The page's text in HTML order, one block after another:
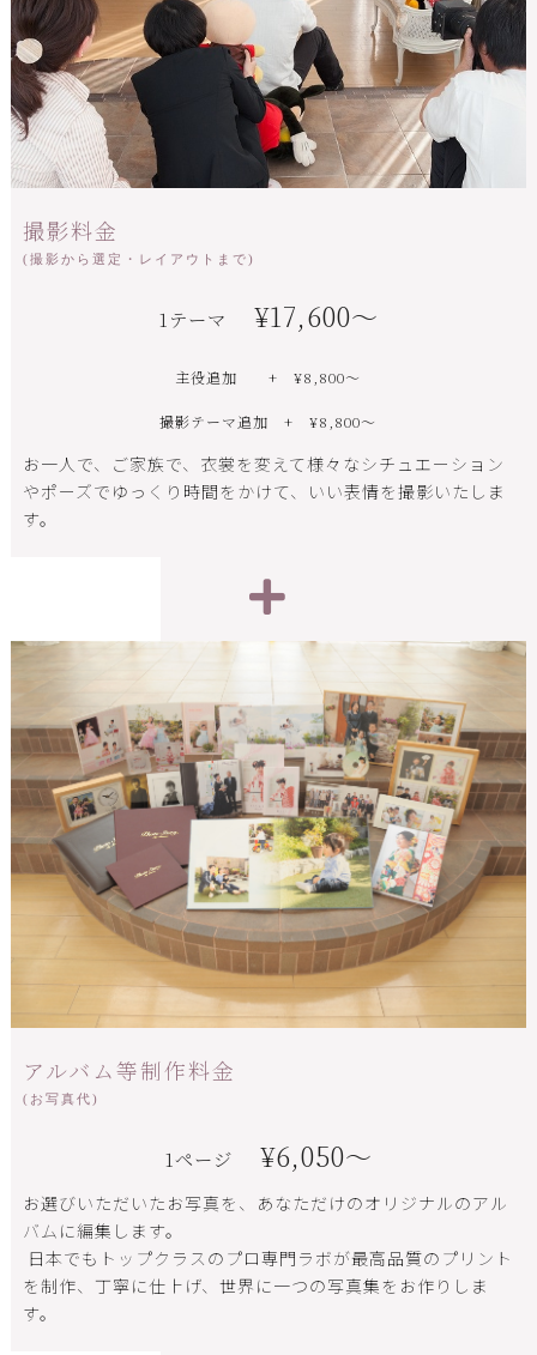
撮影料金
(撮影から選定・レイアウトまで)
1テーマ ¥17,600〜
主役追加 + ¥8,800～
撮影テーマ追加 + ¥8,800～
お一人で、ご家族で、衣裳を変えて様々なシチュエーション
やポーズでゆっくり時間をかけて、いい表情を撮影いたしま
す。
アルバム等制作料金
(お写真代)
1ページ ¥6,050〜
お選びいただいたお写真を、あなただけのオリジナルのアル
バムに編集します。
日本でもトップクラスのプロ専門ラボが最高品質のプリント
を制作、丁寧に仕上げ、世界に一つの写真集をお作りしま
す。